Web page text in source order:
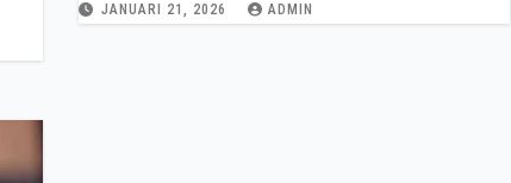
JANUARI 21, 2026 ADMIN